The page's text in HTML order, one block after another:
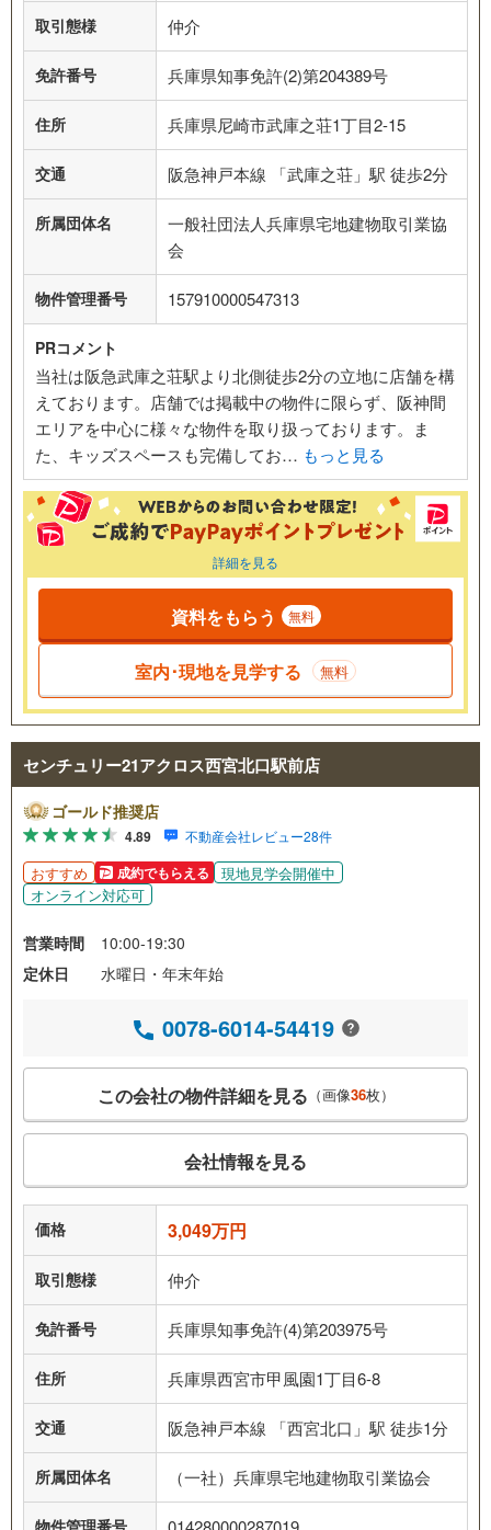
取引態様 仲介
免許番号 兵庫県知事免許(2)第204389号
住所 兵庫県尼崎市武庫之荘1丁目2-15
交通 阪急神戸本線 「武庫之荘」駅 徒歩2分
所属団体名
一般社団法人兵庫県宅地建物取引業協
会
物件管理番号 157910000547313
PRコメント
当社は阪急武庫之荘駅より北側徒歩2分の立地に店舗を構
えております。店舗では掲載中の物件に限らず、阪神間
エリアを中心に様々な物件を取り扱っております。ま
た、キッズスペースも完備してお… もっと見る
詳細を見る
資料をもらう 無料
室内･現地を見学する 無料
センチュリー21アクロス西宮北口駅前店
ゴールド推奨店
4.89 不動産会社レビュー28件
おすすめ 成約でもらえる
現地見学会開催中
オンライン対応可
営業時間
10:00-19:30
定休日
水曜日・年末年始
0078-6014-54419
この会社の物件詳細を見る （画像36枚）
会社情報を見る
価格 3,049万円
取引態様 仲介
免許番号 兵庫県知事免許(4)第203975号
住所 兵庫県西宮市甲風園1丁目6-8
交通 阪急神戸本線 「西宮北口」駅 徒歩1分
所属団体名 （一社）兵庫県宅地建物取引業協会